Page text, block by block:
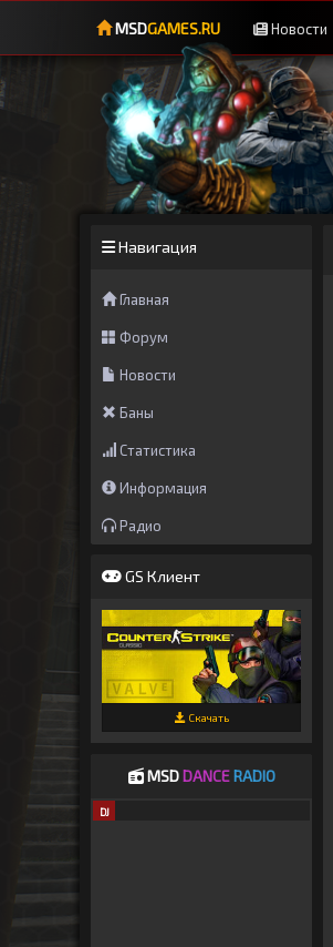
MSDGAMES.RU Новости
Навигация
Главная
Форум
Новости
Баны
Статистика
Информация
Радио
GS Клиент
Скачать
MSDDANCE RADIO
DJ